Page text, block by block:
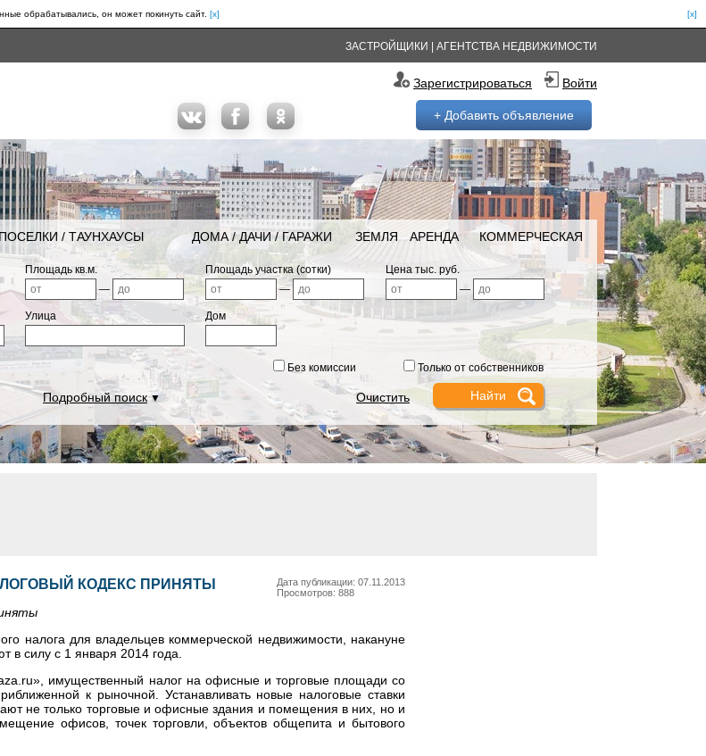
обрабатывались, он может покинуть сайт. [x]
[x]
ЗАСТРОЙЩИКИ АГЕНТСТВА НЕДВИЖИМОСТИ
Зарегистрироваться Войти
+ Добавить объявление
/ ТАУНХАУСЫ ДОМА / ДАЧИ / ГАРАЖИ ЗЕМЛЯ АРЕНДА КОММЕРЧЕСКАЯ
Площадь кв.м.
—
Площадь участка (сотки)
—
Цена тыс. руб.
—
Улица Дом
Без комиссии Только от собственников
Подробный поиск▼ Очистить
Дата публикации: 07.11.2013
Просмотров: 888
КОДЕКС ПРИНЯТЫ
налога для владельцев коммерческой недвижимости, накануне
в силу с 1 января 2014 года.
имущественный налог на офисные и торговые площади со
к рыночной. Устанавливать новые налоговые ставки
не только торговые и офисные здания и помещения в них, но и
офисов, точек торговли, объектов общепита и бытового